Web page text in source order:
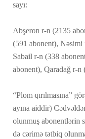
sayı:
Abşeron r-n (2135
(591 abonent), Nəsimi
Sabail r-n (338
abonent), Qaradağ r-n
“Plom qırılmasına”
ayına aiddir)
olunmuş abonentlərin
də cərimə tətbiq